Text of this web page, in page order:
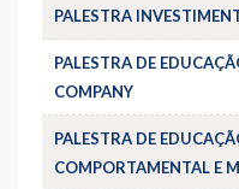
PALESTRA
PALESTRA DE
COMPANY
PALESTRA DE
COMPORTAMENTAL E